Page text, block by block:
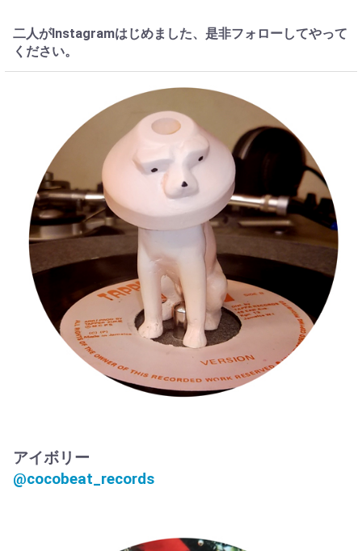
二人がInstagramはじめました、是非フォローしてやって
ください。
アイボリー
@cocobeat_records